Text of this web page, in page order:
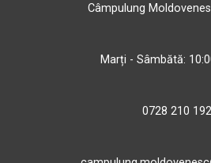
Câmpulung
Marți - Sâmbătă:
0728 210 192